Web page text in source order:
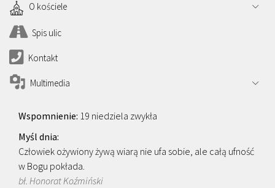
O kościele
Spis ulic
Kontakt
Multimedia
19 niedziela zwykła
Człowiek ożywiony żywą wiarą nie ufa sobie, ale całą ufność
w Bogu pokłada.
bł. Honorat Koźmiński